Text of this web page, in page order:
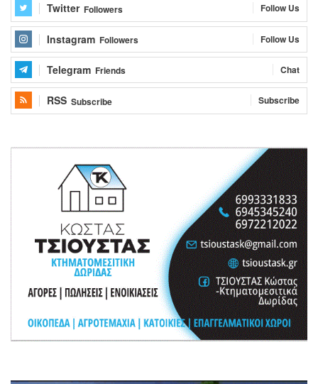
Twitter Followers Follow Us
Instagram Followers Follow Us
Telegram Friends Chat
RSS Subscribe Subscribe